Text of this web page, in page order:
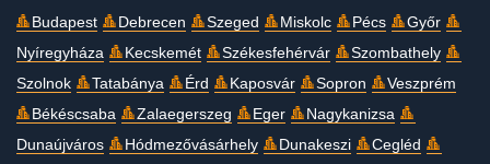
Budapest Debrecen Szeged Miskolc Pécs
Győr
Nyíregyháza
Kecskemét Székesfehérvár
Szombathely
Szolnok
Tatabánya Érd Kaposvár Sopron
Veszprém
Békéscsaba
Zalaegerszeg Eger
Nagykanizsa
Dunaújváros
Hódmezővásárhely Dunakeszi
Cegléd